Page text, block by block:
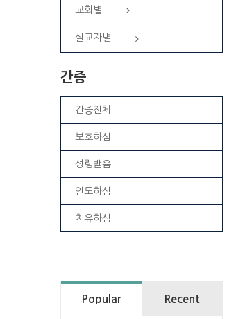
교회별
설교자별
간증
간증전체
보호하심
성령받음
인도하심
치유하심
Popular Recent